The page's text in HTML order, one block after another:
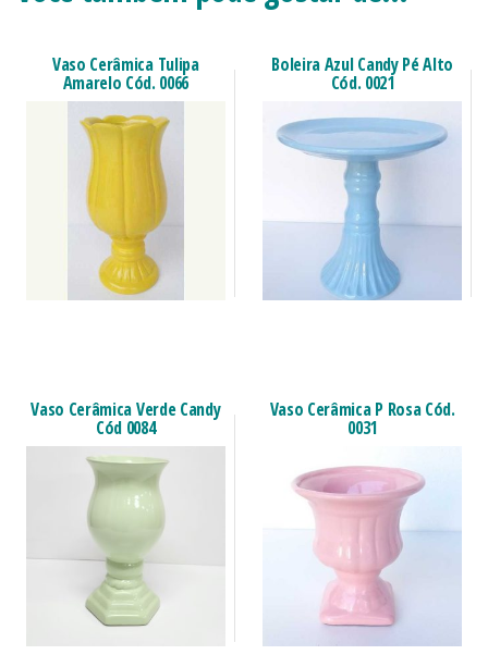
Vaso Cerâmica Tulipa
Amarelo Cód. 0066
Boleira Azul Candy Pé Alto
Cód. 0021
Vaso Cerâmica Verde Candy
Cód 0084
Vaso Cerâmica P Rosa Cód.
0031